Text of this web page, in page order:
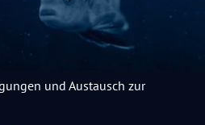
und Austausch zur